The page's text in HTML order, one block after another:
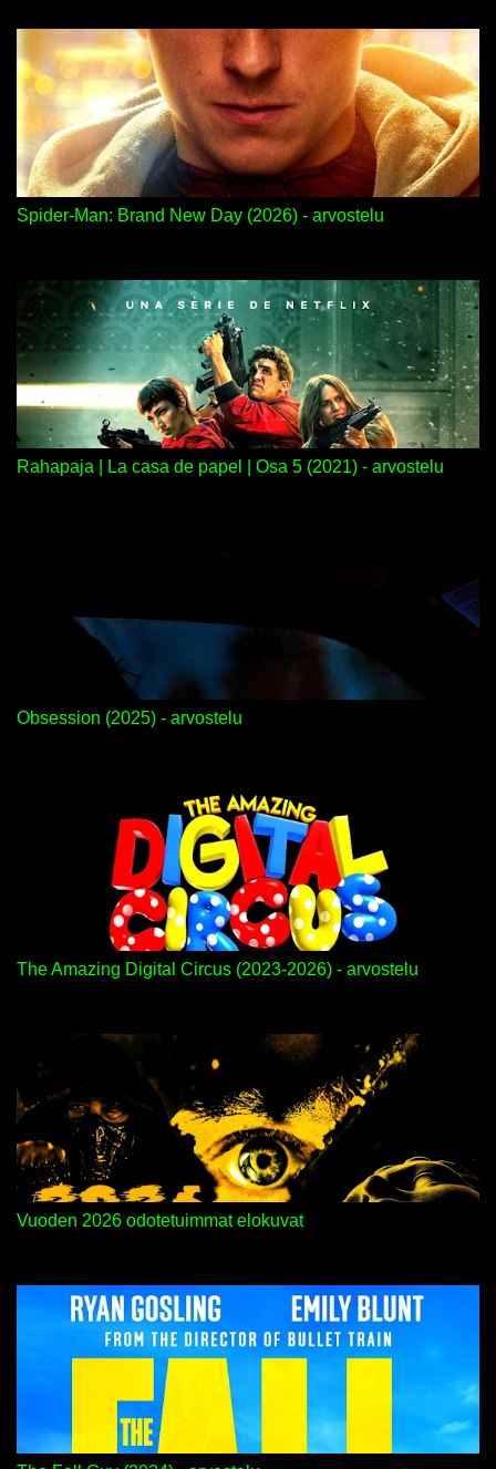
Spider-Man: Brand New Day (2026) - arvostelu
Rahapaja | La casa de papel | Osa 5 (2021) - arvostelu
Obsession (2025) - arvostelu
The Amazing Digital Circus (2023-2026) - arvostelu
Vuoden 2026 odotetuimmat elokuvat